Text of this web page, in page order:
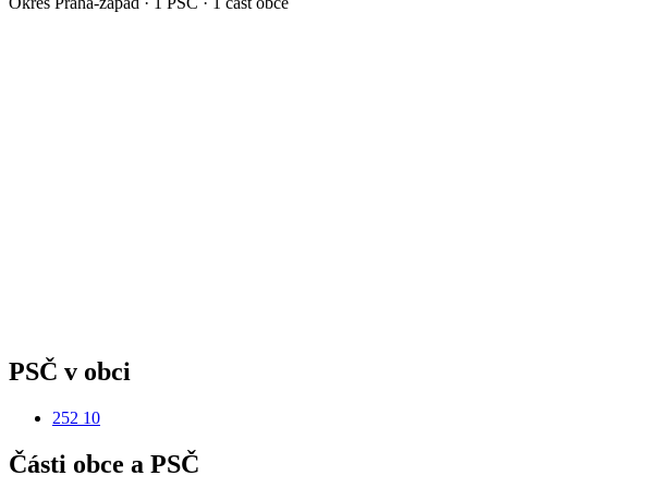
PSČ v obci
252 10
Části obce a PSČ